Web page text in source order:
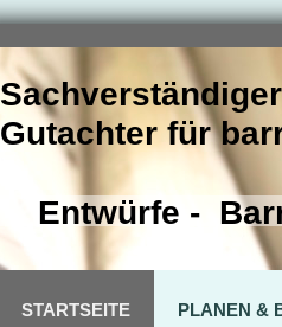
Gutachter für
Entwürfe -
STARTSEITE PLANEN &